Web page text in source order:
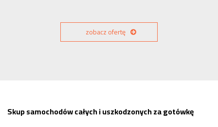
zobacz ofertę
Skup samochodów całych i uszkodzonych za gotówkę